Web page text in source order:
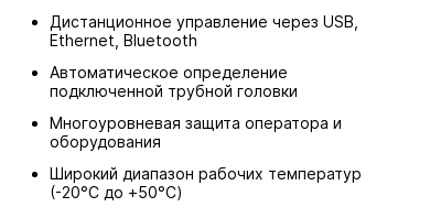
Дистанционное управление через USB,
Ethernet, Bluetooth
Автоматическое определение
подключенной трубной головки
Многоуровневая защита оператора и
оборудования
Широкий диапазон рабочих температур
(-20°C до +50°C)